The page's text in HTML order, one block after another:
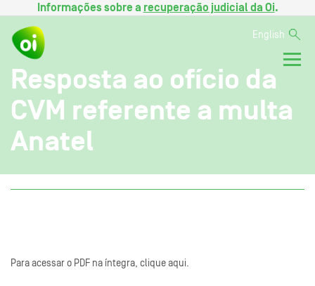
Informações sobre a recuperação judicial da Oi.
English
Resposta ao ofício da
CVM referente a multa
Anatel
Para acessar o PDF na íntegra, clique aqui.